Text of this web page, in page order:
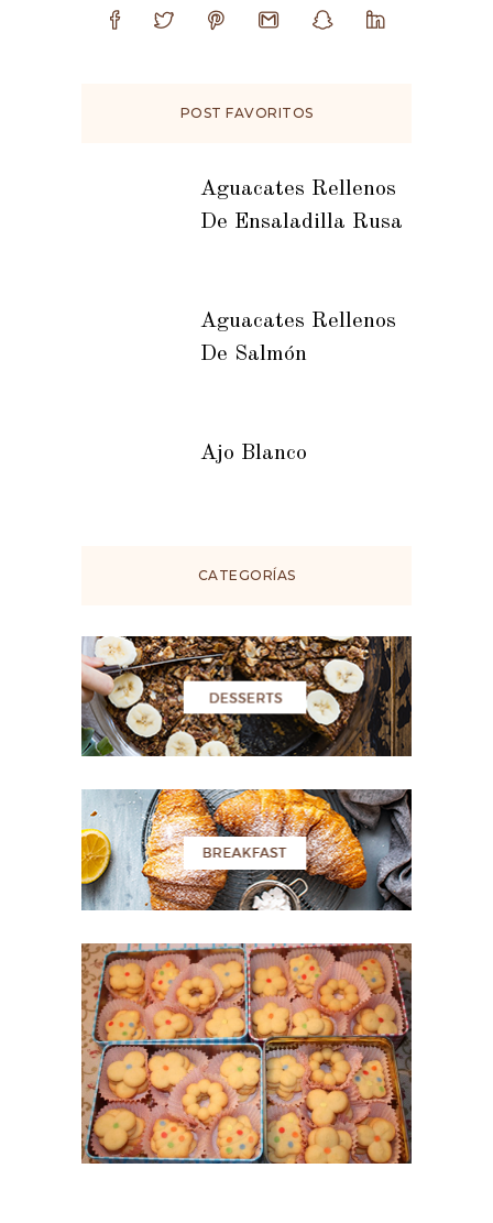
POST FAVORITOS
Aguacates Rellenos
De Ensaladilla Rusa
Aguacates Rellenos
De Salmón
Ajo Blanco
CATEGORÍAS